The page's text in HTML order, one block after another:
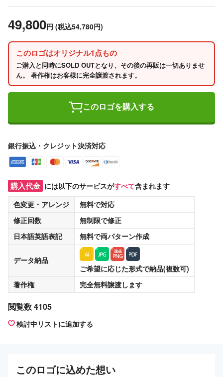
49,800円 (税込54,780円)
このロゴはオリジナル1点もの
ご購入と同時にSOLD OUTとなり、その後の再販は一切ありませ
ん。 著作権はお客様に完全譲渡されます。
このロゴを購入する
銀行振込・クレジット決済対応
購入代金 には以下のサービスがすべて含まれます
色変更・アレンジ
無料で対応
修正回数
無制限で修正
日本語英語表記
無料で両パターン作成
データ納品
ご希望に応じた形式で納品(複数可)
著作権
完全無料譲渡します
閲覧数 4105
検討中リストに追加する
このロゴに込めた想い